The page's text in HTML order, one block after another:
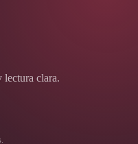
lectura clara.